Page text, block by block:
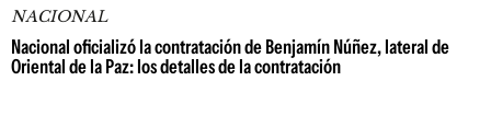
NACIONAL
Nacional oficializó la contratación de Benjamín Núñez, lateral de
Oriental de la Paz: los detalles de la contratación